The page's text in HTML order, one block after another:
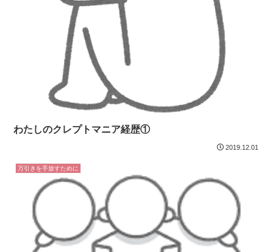
わたしのクレプトマニア経歴①
2019.12.01
万引きを手放すために